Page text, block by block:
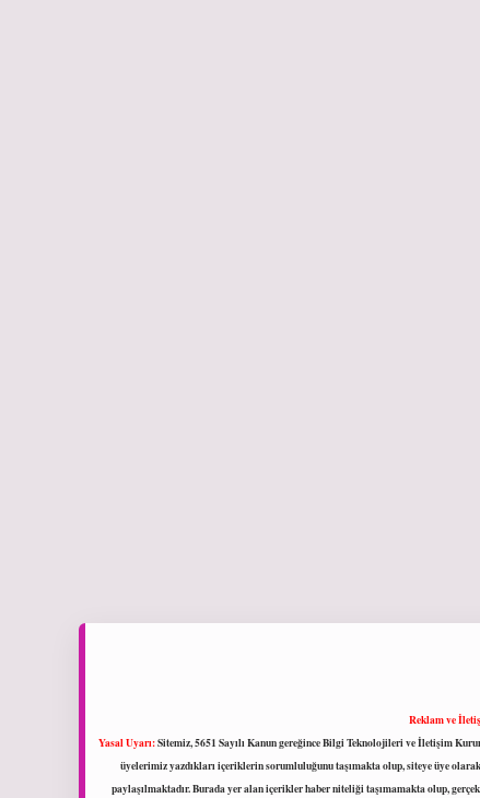
Reklam ve
Yasal Uyarı:Sitemiz, 5651 Sayılı Kanun gereğince Bilgi Teknolojileri ve İletişim
üyelerimiz yazdıkları içeriklerin sorumluluğunu taşımakta olup, siteye üye
paylaşılmaktadır. Burada yer alan içerikler haber niteliği taşımamakta olup,